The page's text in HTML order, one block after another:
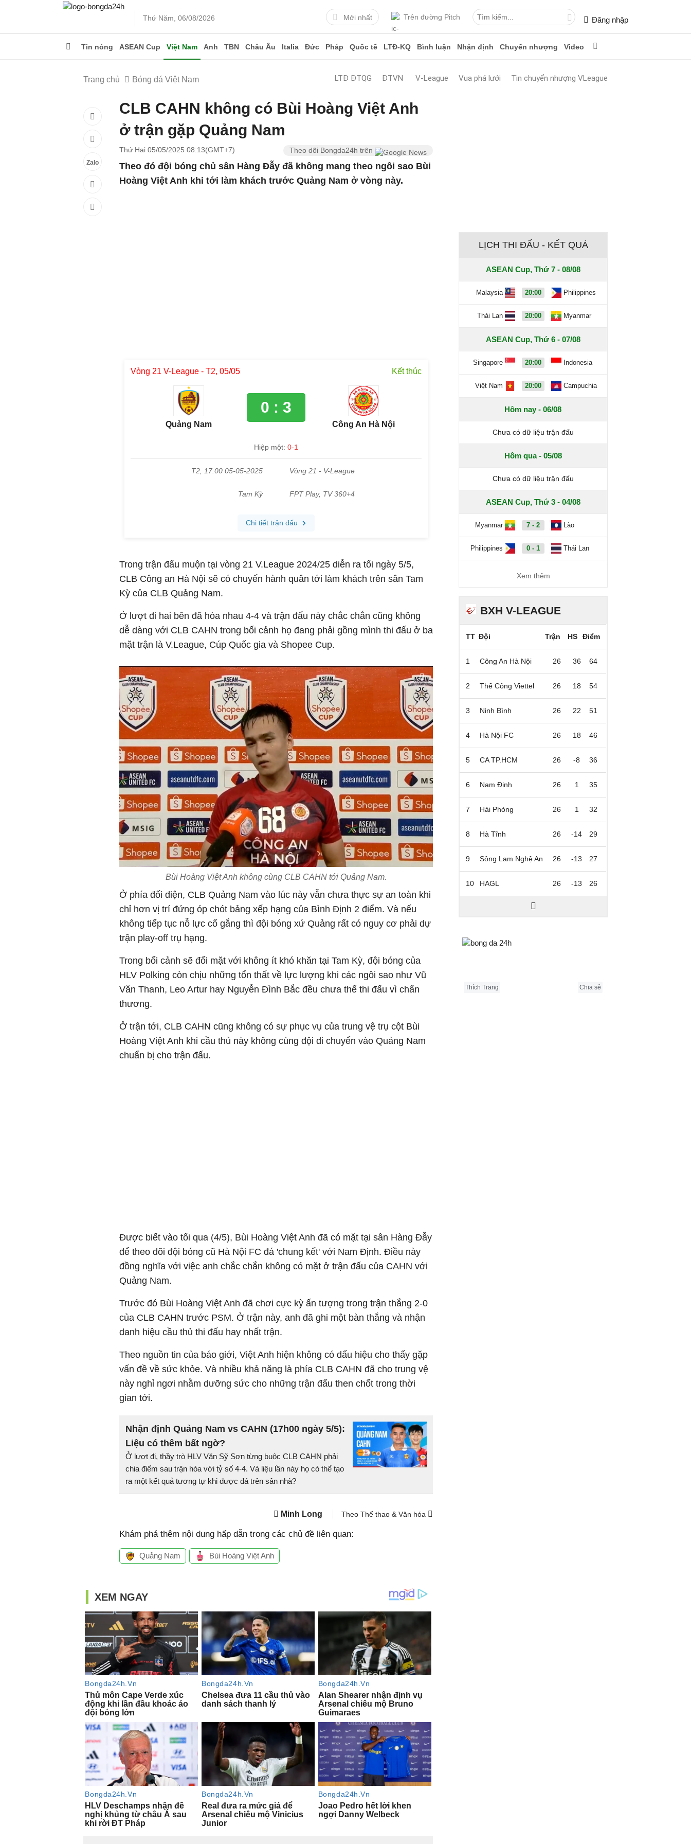
Thứ Năm, 06/08/2026 Mới nhất Trên đường Pitch Đăng nhập
Tin nóng ASEAN Cup Việt Nam Anh TBN Châu Âu Italia Đức Pháp Quốc tế LTĐ-KQ Bình luận Nhận định Chuyển nhượng Video
Trang chủ Bóng đá Việt Nam LTĐ ĐTQG ĐTVN V-League Vua phá lưới Tin chuyển nhượng VLeague
Zalo
CLB CAHN không có Bùi Hoàng Việt Anh
ở trận gặp Quảng Nam
Thứ Hai 05/05/2025 08:13(GMT+7) Theo dõi Bongda24h trên
Theo đó đội bóng chủ sân Hàng Đẫy đã không mang theo ngôi sao Bùi
Hoàng Việt Anh khi tới làm khách trước Quảng Nam ở vòng này.
Trong trận đấu muộn tại vòng 21 V.League 2024/25 diễn ra tối ngày 5/5,
CLB Công an Hà Nội sẽ có chuyến hành quân tới làm khách trên sân Tam
Kỳ của CLB Quảng Nam.
Ở lượt đi hai bên đã hòa nhau 4-4 và trận đấu này chắc chắn cũng không
dễ dàng với CLB CAHN trong bối cảnh họ đang phải gồng mình thi đấu ở ba
mặt trận là V.League, Cúp Quốc gia và Shopee Cup.
Bùi Hoàng Việt Anh không cùng CLB CAHN tới Quảng Nam.
Ở phía đối diện, CLB Quảng Nam vào lúc này vẫn chưa thực sự an toàn khi
chỉ hơn vị trí đứng óp chót bảng xếp hạng của Bình Định 2 điểm. Và nếu
không tiếp tục nỗ lực cố gắng thì đội bóng xứ Quảng rất có nguy cơ phải dự
trận play-off trụ hạng.
Trong bối cảnh sẽ đối mặt với không ít khó khăn tại Tam Kỳ, đội bóng của
HLV Polking còn chịu những tổn thất về lực lượng khi các ngôi sao như Vũ
Văn Thanh, Leo Artur hay Nguyễn Đình Bắc đều chưa thể thi đấu vì chấn
thương.
Ở trận tới, CLB CAHN cũng không có sự phục vụ của trung vệ trụ cột Bùi
Hoàng Việt Anh khi cầu thủ này không cùng đội di chuyển vào Quảng Nam
chuẩn bị cho trận đấu.
Được biết vào tối qua (4/5), Bùi Hoàng Việt Anh đã có mặt tại sân Hàng Đẫy
để theo dõi đội bóng cũ Hà Nội FC đá 'chung kết' với Nam Định. Điều này
đồng nghĩa với việc anh chắc chắn không có mặt ở trận đấu của CAHN với
Quảng Nam.
Trước đó Bùi Hoàng Việt Anh đã chơi cực kỳ ấn tượng trong trận thắng 2-0
của CLB CAHN trước PSM. Ở trận này, anh đã ghi một bàn thắng và nhận
danh hiệu cầu thủ thi đấu hay nhất trận.
Theo nguồn tin của báo giới, Việt Anh hiện không có dấu hiệu cho thấy gặp
vấn đề về sức khỏe. Và nhiều khả năng là phía CLB CAHN đã cho trung vệ
này nghỉ ngơi nhằm dưỡng sức cho những trận đấu then chốt trong thời
gian tới.
Nhận định Quảng Nam vs CAHN (17h00 ngày 5/5):
Liệu có thêm bất ngờ?
Ở lượt đi, thầy trò HLV Văn Sỹ Sơn từng buộc CLB CAHN phải
chia điểm sau trận hòa với tỷ số 4-4. Và liệu lần này họ có thể tạo
ra một kết quả tương tự khi được đá trên sân nhà?
Minh Long Theo Thể thao & Văn hóa
Khám phá thêm nội dung hấp dẫn trong các chủ đề liên quan:
Quảng Nam Bùi Hoàng Việt Anh
LỊCH THI ĐẤU - KẾT QUẢ
ASEAN Cup, Thứ 7 - 08/08
Malaysia 20:00 Philippines
Thái Lan 20:00 Myanmar
ASEAN Cup, Thứ 6 - 07/08
Singapore 20:00 Indonesia
Việt Nam 20:00 Campuchia
Hôm nay - 06/08
Chưa có dữ liệu trận đấu
Hôm qua - 05/08
Chưa có dữ liệu trận đấu
ASEAN Cup, Thứ 3 - 04/08
Myanmar 7 - 2 Lào
Philippines 0 - 1 Thái Lan
Xem thêm
BXH V-LEAGUE
TT Đội Trận HS Điểm
1 Công An Hà Nội 26 36 64
2 Thể Công Viettel 26 18 54
3 Ninh Bình 26 22 51
4 Hà Nội FC 26 18 46
5 CA TP.HCM 26 -8 36
6 Nam Định 26 1 35
7 Hải Phòng 26 1 32
8 Hà Tĩnh 26 -14 29
9 Sông Lam Nghệ An 26 -13 27
10 HAGL 26 -13 26
Thích Trang Chia sẻ